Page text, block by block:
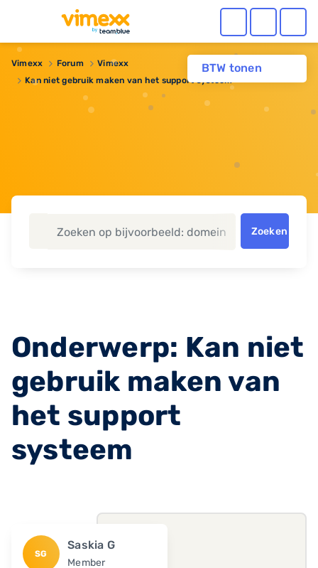
BTW tonen
Vimexx Forum
Vimexx
Kan niet gebruik maken van het support systeem
Zoeken
Onderwerp: Kan niet
gebruik maken van
het support
systeem
SG
Saskia G
Member